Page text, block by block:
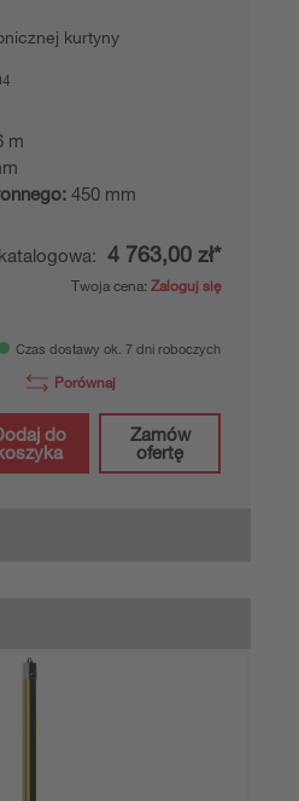
kurtyny
m
450 mm
4 763,00 zł*
Twoja cena: Zaloguj się
Czas dostawy ok. 7 dni roboczych
Porównaj
do
Zamów
ofertę